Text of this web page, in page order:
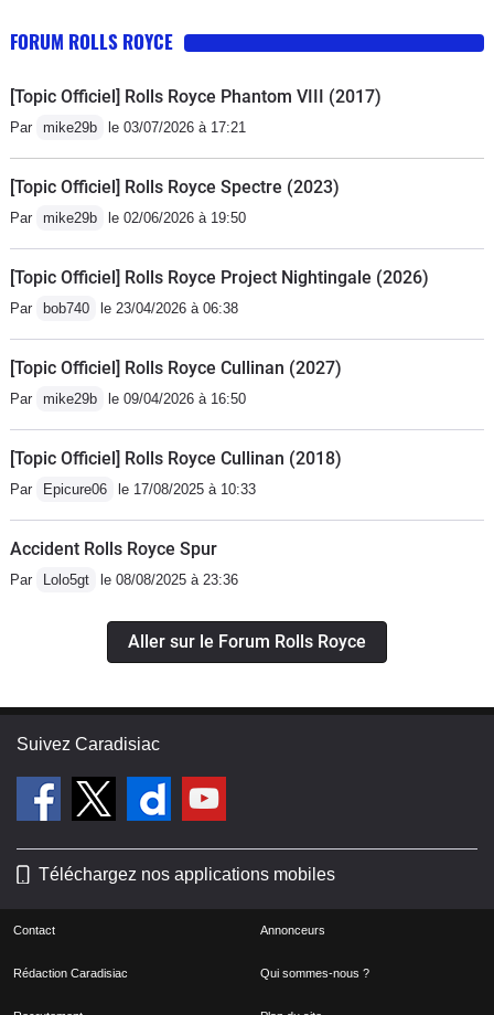
FORUM ROLLS ROYCE
[Topic Officiel] Rolls Royce Phantom VIII (2017)
Par mike29b le 03/07/2026 à 17:21
[Topic Officiel] Rolls Royce Spectre (2023)
Par mike29b le 02/06/2026 à 19:50
[Topic Officiel] Rolls Royce Project Nightingale (2026)
Par bob740 le 23/04/2026 à 06:38
[Topic Officiel] Rolls Royce Cullinan (2027)
Par mike29b le 09/04/2026 à 16:50
[Topic Officiel] Rolls Royce Cullinan (2018)
Par Epicure06 le 17/08/2025 à 10:33
Accident Rolls Royce Spur
Par Lolo5gt le 08/08/2025 à 23:36
Aller sur le Forum Rolls Royce
Suivez Caradisiac
Téléchargez nos applications mobiles
Contact Annonceurs
Rédaction Caradisiac Qui sommes-nous ?